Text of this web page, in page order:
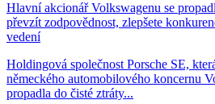
Hlavní akcionář Volkswagenu se
převzít zodpovědnost, zlepšete
vedení
Holdingová společnost Porsche SE,
německého automobilového koncernu
propadla do čisté ztráty...